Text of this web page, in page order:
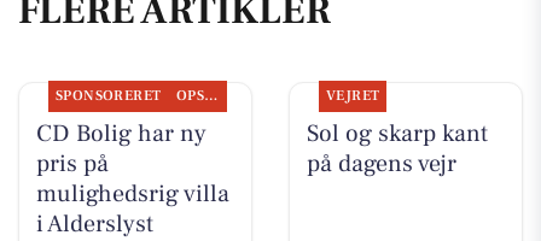
FLERE ARTIKLER
SPONSORERET OPSLAGSTAVLEN
CD Bolig har ny
pris på
mulighedsrig villa
i Alderslyst
VEJRET
Sol og skarp kant
på dagens vejr